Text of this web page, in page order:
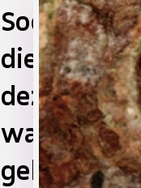
Soorten
die
deze
waardplant
gebruiken